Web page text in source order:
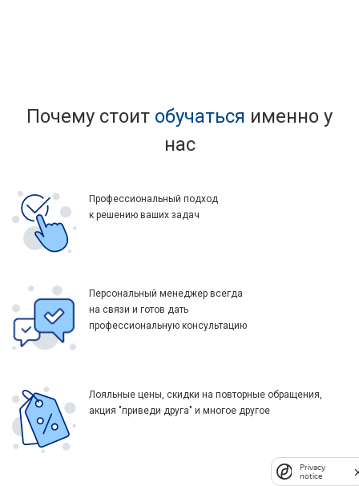
Почему стоит обучаться именно у
нас
Профессиональный подход
к решению ваших задач
Персональный менеджер всегда
на связи и готов дать
профессиональную консультацию
Лояльные цены, скидки на повторные обращения,
акция "приведи друга" и многое другое
Privacy
notice